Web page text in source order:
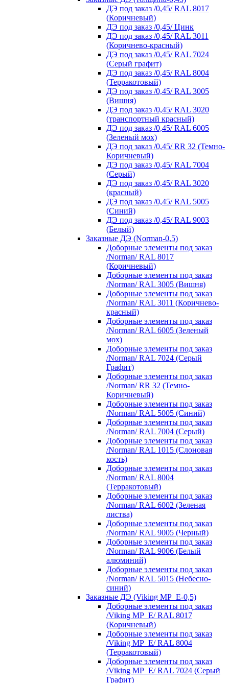
ДЭ под заказ /0,45/ RAL 8017
(Коричневый)
ДЭ под заказ /0,45/ Цинк
ДЭ под заказ /0,45/ RAL 3011
(Коричнево-красный)
ДЭ под заказ /0,45/ RAL 7024
(Серый графит)
ДЭ под заказ /0,45/ RAL 8004
(Терракотовый)
ДЭ под заказ /0,45/ RAL 3005
(Вишня)
ДЭ под заказ /0,45/ RAL 3020
(транспортный красный)
ДЭ под заказ /0,45/ RAL 6005
(Зеленый мох)
ДЭ под заказ /0,45/ RR 32 (Темно-
Коричневый)
ДЭ под заказ /0,45/ RAL 7004
(Серый)
ДЭ под заказ /0,45/ RAL 3020
(красный)
ДЭ под заказ /0,45/ RAL 5005
(Синий)
ДЭ под заказ /0,45/ RAL 9003
(Белый)
Заказные ДЭ (Norman-0,5)
Доборные элементы под заказ
/Norman/ RAL 8017
(Коричневый)
Доборные элементы под заказ
/Norman/ RAL 3005 (Вишня)
Доборные элементы под заказ
/Norman/ RAL 3011 (Коричнево-
красный)
Доборные элементы под заказ
/Norman/ RAL 6005 (Зеленый
мох)
Доборные элементы под заказ
/Norman/ RAL 7024 (Серый
Графит)
Доборные элементы под заказ
/Norman/ RR 32 (Темно-
Коричневый)
Доборные элементы под заказ
/Norman/ RAL 5005 (Синий)
Доборные элементы под заказ
/Norman/ RAL 7004 (Серый)
Доборные элементы под заказ
/Norman/ RAL 1015 (Слоновая
кость)
Доборные элементы под заказ
/Norman/ RAL 8004
(Терракотовый)
Доборные элементы под заказ
/Norman/ RAL 6002 (Зеленая
листва)
Доборные элементы под заказ
/Norman/ RAL 9005 (Черный)
Доборные элементы под заказ
/Norman/ RAL 9006 (Белый
алюминий)
Доборные элементы под заказ
/Norman/ RAL 5015 (Небесно-
синий)
Заказные ДЭ (Viking MP_E-0,5)
Доборные элементы под заказ
/Viking MP_E/ RAL 8017
(Коричневый)
Доборные элементы под заказ
/Viking MP_E/ RAL 8004
(Терракотовый)
Доборные элементы под заказ
/Viking MP_E/ RAL 7024 (Серый
Графит)